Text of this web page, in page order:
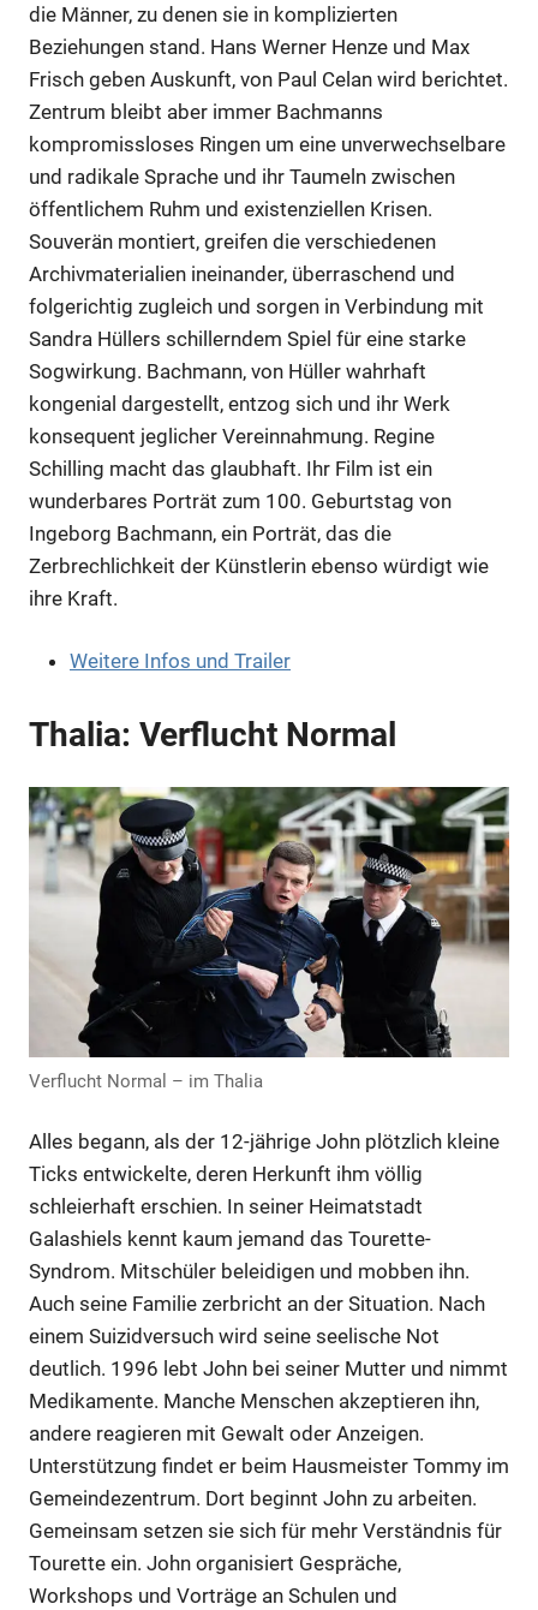
Anzeige
die Männer, zu denen sie in komplizierten
Beziehungen stand. Hans Werner Henze und Max
Frisch geben Auskunft, von Paul Celan wird berichtet.
Zentrum bleibt aber immer Bachmanns
kompromissloses Ringen um eine unverwechselbare
und radikale Sprache und ihr Taumeln zwischen
öffentlichem Ruhm und existenziellen Krisen.
Souverän montiert, greifen die verschiedenen
Archivmaterialien ineinander, überraschend und
folgerichtig zugleich und sorgen in Verbindung mit
Sandra Hüllers schillerndem Spiel für eine starke
Sogwirkung. Bachmann, von Hüller wahrhaft
kongenial dargestellt, entzog sich und ihr Werk
konsequent jeglicher Vereinnahmung. Regine
Schilling macht das glaubhaft. Ihr Film ist ein
wunderbares Porträt zum 100. Geburtstag von
Ingeborg Bachmann, ein Porträt, das die
Zerbrechlichkeit der Künstlerin ebenso würdigt wie
ihre Kraft.
Weitere Infos und Trailer
Thalia: Verflucht Normal
Verflucht Normal – im Thalia
Alles begann, als der 12-jährige John plötzlich kleine
Ticks entwickelte, deren Herkunft ihm völlig
schleierhaft erschien. In seiner Heimatstadt
Galashiels kennt kaum jemand das Tourette-
Syndrom. Mitschüler beleidigen und mobben ihn.
Auch seine Familie zerbricht an der Situation. Nach
einem Suizidversuch wird seine seelische Not
deutlich. 1996 lebt John bei seiner Mutter und nimmt
Medikamente. Manche Menschen akzeptieren ihn,
andere reagieren mit Gewalt oder Anzeigen.
Unterstützung findet er beim Hausmeister Tommy im
Gemeindezentrum. Dort beginnt John zu arbeiten.
Gemeinsam setzen sie sich für mehr Verständnis für
Tourette ein. John organisiert Gespräche,
Workshops und Vorträge an Schulen und